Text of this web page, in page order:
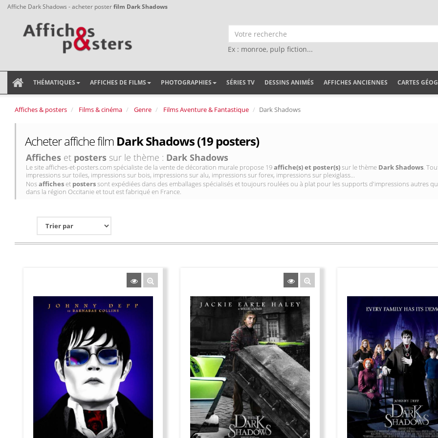
Affiche Dark Shadows - acheter posterfilm Dark Shadows
Ex : monroe, pulp fiction...
THÉMATIQUES AFFICHES DE FILMS PHOTOGRAPHIES SÉRIES TV DESSINS ANIMÉS AFFICHES ANCIENNES CARTES
Affiches & posters Films & cinéma Genre Films Aventure & Fantastique Dark Shadows
Acheter affiche film Dark Shadows (19 posters)
Affiches et posters sur le thème : Dark Shadows
Le site affiches-et-posters.com spécialiste de la vente de décoration murale propose 19affiche(s) et poster(s)sur le thème Dark Shadows.
impressions sur toiles, impressions sur bois, impressions sur alu, impressions sur forex, impressions sur plexiglass...
Nosafficheset posterssont expédiées dans des emballages spécialisés et toujours roulées ou à plat pour les supports d'impressions autres
dans la région Occitanie et tout est fabriqué en France.